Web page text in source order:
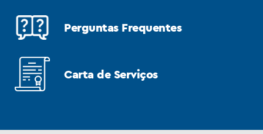
Perguntas Frequentes
Carta de Serviços